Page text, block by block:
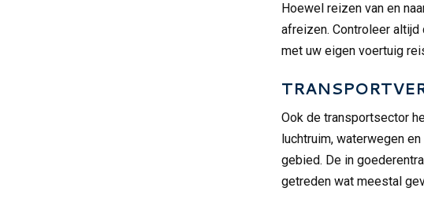
Hoewel reizen van en
afreizen. Controleer altijd
met uw eigen voertuig
Ook de transportsector
luchtruim, waterwegen
gebied. De in
getreden wat meestal